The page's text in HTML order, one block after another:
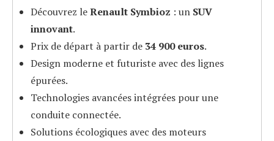
Découvrez leRenault Symbioz : un SUV
innovant.
Prix de départ à partir de 34 900 euros.
Design moderne et futuriste avec des lignes
épurées.
Technologies avancées intégrées pour une
conduite connectée.
Solutions écologiques avec des moteurs